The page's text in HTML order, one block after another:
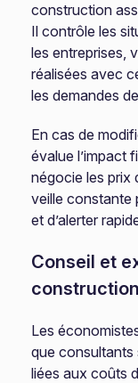
construction
Il contrôle les
les entreprises,
réalisées avec
les demandes
En cas de
évalue l’impact
négocie les prix
veille constante
et d’alerter
Conseil et
construction
Les
que consultants
liées aux coûts